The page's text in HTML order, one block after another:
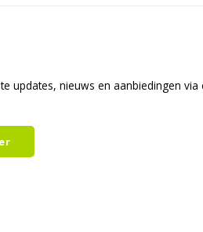
updates, nieuws en aanbiedingen